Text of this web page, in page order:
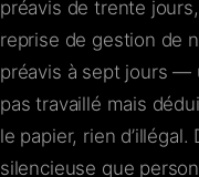
préavis de trente
reprise de gestion de
préavis à sept jours —
pas travaillé mais
le papier, rien
silencieuse que